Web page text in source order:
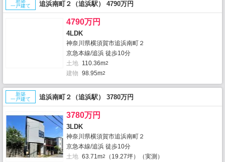
一戸建て
追浜南町２（追浜駅） 4790万円
4790万円
4LDK
神奈川県横須賀市追浜南町２
京急本線/追浜 徒歩10分
土地 110.36m2
建物 98.95m2
新築
一戸建て
追浜南町２（追浜駅） 3780万円
3780万円
3LDK
神奈川県横須賀市追浜南町２
京急本線/追浜 徒歩10分
土地 63.71m2
（19.27坪）（実測）